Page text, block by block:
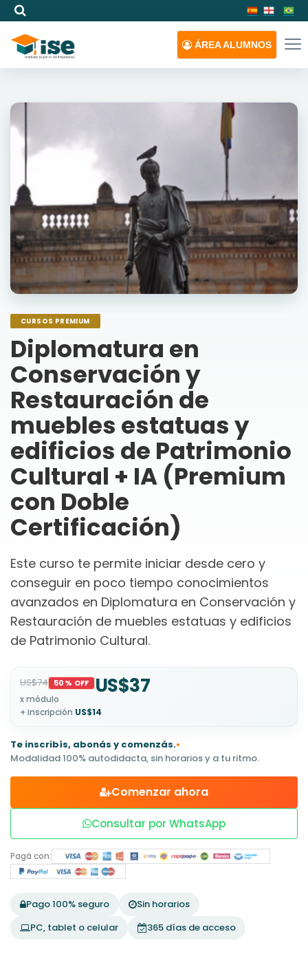
ÁREAALUMNOS
CURSOS PREMIUM
Diplomatura en
Conservación y
Restauración de
muebles estatuas y
edificios de Patrimonio
Cultural + IA (Premium
con Doble
Certificación)
Este curso te permite iniciar desde cero y
conseguir en poco tiempo conocimientos
avanzados en Diplomatura en Conservación y
Restauración de muebles estatuas y edificios
de Patrimonio Cultural.
US$74 50% OFF US$37
x módulo
+ inscripción US$14
Te inscribís, abonás y comenzás.•
Modalidad 100% autodidacta, sin horarios y a tu ritmo.
Comenzar ahora
Consultar por WhatsApp
Pagá con:
Pago 100% seguro
Sin horarios
PC, tablet o celular
365 días de acceso